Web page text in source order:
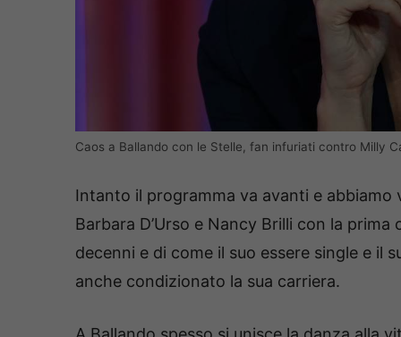
Caos a Ballando con le Stelle, fan infuriati contro Milly
Intanto il programma va avanti e
Barbara D’Urso e Nancy Brilli con la
decenni e di come il suo essere single e il
anche condizionato la sua carriera.